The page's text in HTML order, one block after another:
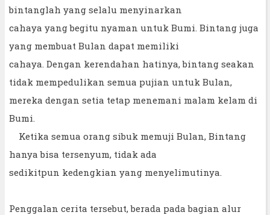
bintanglah yang selalu menyinarkan
cahaya yang begitu nyaman untuk Bumi. Bintang juga
yang membuat Bulan dapat memiliki
cahaya. Dengan kerendahan hatinya, bintang seakan
tidak mempedulikan semua pujian untuk Bulan,
mereka dengan setia tetap menemani malam kelam di
Bumi.
Ketika semua orang sibuk memuji Bulan, Bintang
hanya bisa tersenyum, tidak ada
sedikitpun kedengkian yang menyelimutinya.
Penggalan cerita tersebut, berada pada bagian alur